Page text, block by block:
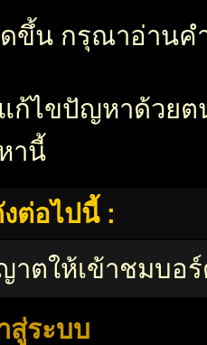
ขึ้น กรุณาอ่านค
ก้ไขปัญหาด้วย
านี้
ต่อไปนี้ :
ตให้เข้าชมบอ
สู่ระบบ